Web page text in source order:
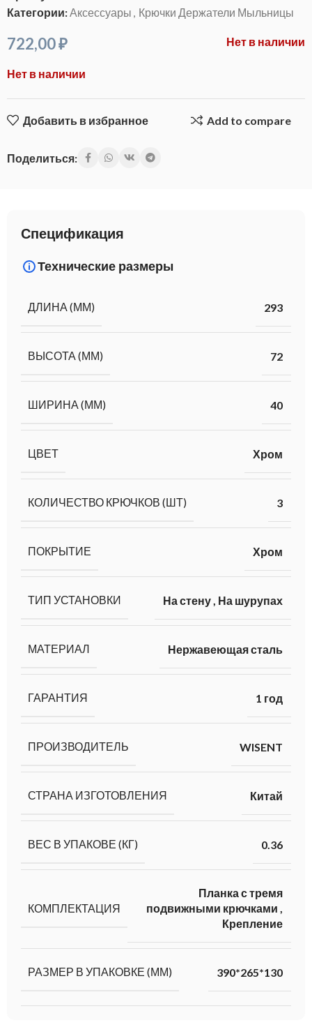
Категории:Аксессуары , Крючки Держатели Мыльницы
722,00₽ Нет в наличии
Нет в наличии
Добавить в избранное Add to compare
Поделиться:
Спецификация
Технические размеры
ДЛИНА (ММ) 293
ВЫСОТА (ММ) 72
ШИРИНА (ММ) 40
ЦВЕТ Хром
КОЛИЧЕСТВО КРЮЧКОВ (ШТ) 3
ПОКРЫТИЕ Хром
ТИП УСТАНОВКИ На стену, На шурупах
МАТЕРИАЛ Нержавеющая сталь
ГАРАНТИЯ 1 год
ПРОИЗВОДИТЕЛЬ WISENT
СТРАНА ИЗГОТОВЛЕНИЯ Китай
ВЕС В УПАКОВЕ (КГ) 0.36
КОМПЛЕКТАЦИЯ
Планка с тремя
подвижными крючками ,
Крепление
РАЗМЕР В УПАКОВКЕ (ММ) 390*265*130